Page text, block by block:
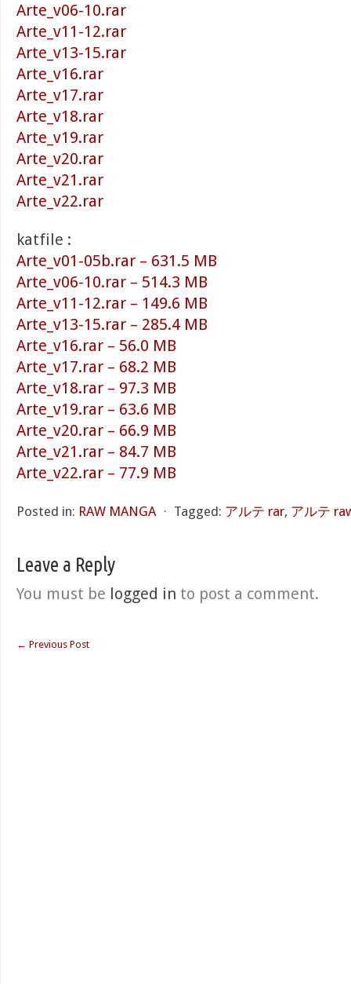
Arte_v06-10.rar
Arte_v11-12.rar
Arte_v13-15.rar
Arte_v16.rar
Arte_v17.rar
Arte_v18.rar
Arte_v19.rar
Arte_v20.rar
Arte_v21.rar
Arte_v22.rar
katfile :
Arte_v01-05b.rar – 631.5 MB
Arte_v06-10.rar – 514.3 MB
Arte_v11-12.rar – 149.6 MB
Arte_v13-15.rar – 285.4 MB
Arte_v16.rar – 56.0 MB
Arte_v17.rar – 68.2 MB
Arte_v18.rar – 97.3 MB
Arte_v19.rar – 63.6 MB
Arte_v20.rar – 66.9 MB
Arte_v21.rar – 84.7 MB
Arte_v22.rar – 77.9 MB
Posted in: RAW MANGA ⋅ Tagged: アルテ rar, アルテ
Leave a Reply
You must be logged in to post a comment.
← Previous Post